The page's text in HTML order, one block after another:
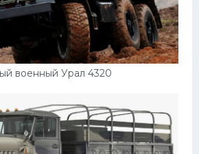
военный Урал 4320